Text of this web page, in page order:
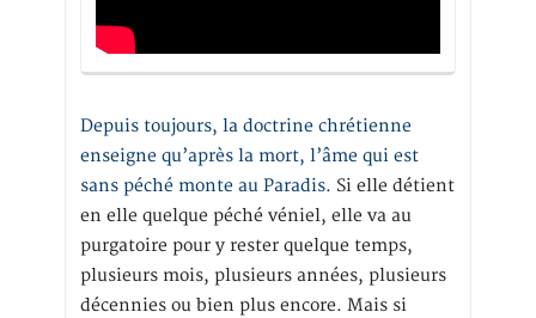
Depuis toujours, la doctrine chrétienne
enseigne qu’après la mort, l’âme qui est
sans péché monte au Paradis. Si elle détient
en elle quelque péché véniel, elle va au
purgatoire pour y rester quelque temps,
plusieurs mois, plusieurs années, plusieurs
décennies ou bien plus encore. Mais si